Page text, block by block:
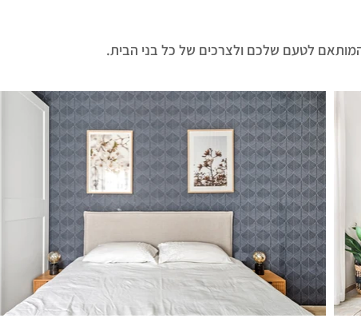
לטעם שלכם ולצרכים של כל בני הבית.